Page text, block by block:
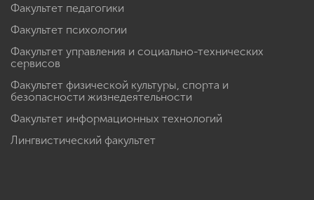
Факультет педагогики
Факультет психологии
Факультет управления и социально-технических
сервисов
Факультет физической культуры, спорта и
безопасности жизнедеятельности
Факультет информационных технологий
Лингвистический факультет